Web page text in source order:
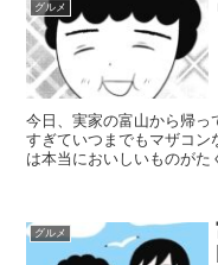
グルメ
今日、実家の富山から帰ってきました。 さみ
すぎていつまでもマザコンなわたしで
は本当においしいものがた
グルメ